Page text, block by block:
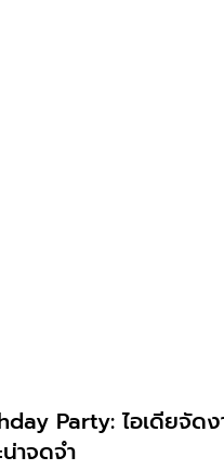
Party: ไอเดียจัดง
าจดจำ